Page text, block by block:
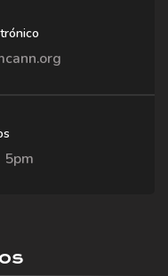
5pm